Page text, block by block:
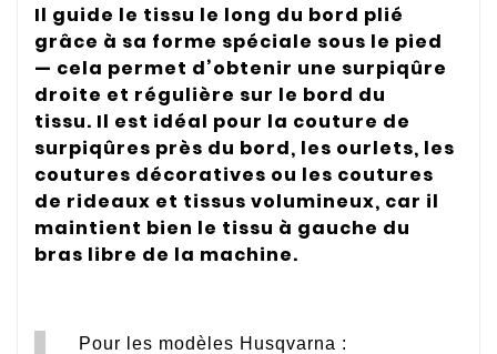
Il guide le tissu le long du bord plié
grâce à sa forme spéciale sous le pied
— cela permet d’obtenir une surpiqûre
droite et régulière sur le bord du
tissu. Il est idéal pour la couture de
surpiqûres près du bord, les ourlets, les
coutures décoratives ou les coutures
de rideaux et tissus volumineux, car il
maintient bien le tissu à gauche du
bras libre de la machine.
Pour les modèles Husqvarna :